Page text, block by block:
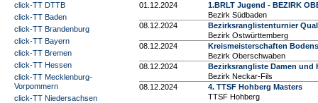
click-TT DTTB
click-TT Baden
click-TT Brandenburg
click-TT Bayern
click-TT Bremen
click-TT Hessen
click-TT Mecklenburg-
Vorpommern
click-TT Niedersachsen
01.12.2024
1.BRLT Jugend - BEZIRK
Bezirk Südbaden
08.12.2024
Bezirksranglistenturnier
Bezirk Ostwürttemberg
08.12.2024
Kreismeisterschaften
Bezirk Oberschwaben
08.12.2024
Bezirksrangliste Damen und
Bezirk Neckar-Fils
08.12.2024
4. TTSF Hohberg Masters
TTSF Hohberg